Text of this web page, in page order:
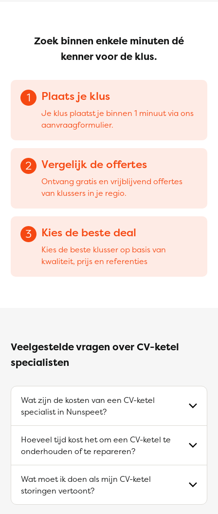
Zoek binnen enkele minuten dé
kenner voor de klus.
1 Plaats je klus
Je klus plaatst je binnen 1 minuut via ons
aanvraagformulier.
2 Vergelijk de offertes
Ontvang gratis en vrijblijvend offertes
van klussers in je regio.
3 Kies de beste deal
Kies de beste klusser op basis van
kwaliteit, prijs en referenties
Veelgestelde vragen over CV-ketel
specialisten
Wat zijn de kosten van een CV-ketel
specialist in Nunspeet?
Hoeveel tijd kost het om een CV-ketel te
onderhouden of te repareren?
Wat moet ik doen als mijn CV-ketel
storingen vertoont?